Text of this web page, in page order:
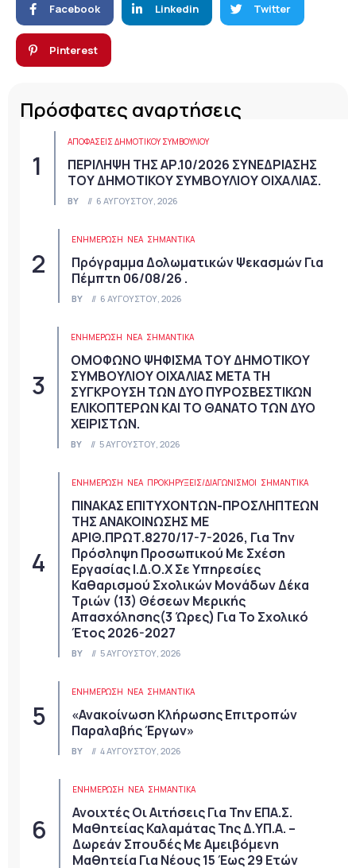
Facebook Linkedin Twitter
Pinterest
Πρόσφατες αναρτήσεις
ΑΠΟΦΆΣΕΙΣ ΔΗΜΟΤΙΚΟΎ ΣΥΜΒΟΥΛΊΟΥ
ΠΕΡΙΛΗΨΗ ΤΗΣ ΑΡ.10/2026 ΣΥΝΕΔΡΙΑΣΗΣ
ΤΟΥ ΔΗΜΟΤΙΚΟΥ ΣΥΜΒΟΥΛΙΟΥ ΟΙΧΑΛΙΑΣ.
BY 6 ΑΥΓΟΎΣΤΟΥ, 2026
ΕΝΗΜΕΡΩΣΗ ΝΈΑ ΣΗΜΑΝΤΙΚΆ
Πρόγραμμα Δολωματικών Ψεκασμών Για
Πέμπτη 06/08/26 .
BY 6 ΑΥΓΟΎΣΤΟΥ, 2026
ΕΝΗΜΕΡΩΣΗ ΝΈΑ ΣΗΜΑΝΤΙΚΆ
ΟΜΟΦΩΝΟ ΨΗΦΙΣΜΑ ΤΟΥ ΔΗΜΟΤΙΚΟΥ
ΣΥΜΒΟΥΛΙΟΥ ΟΙΧΑΛΙΑΣ ΜΕΤΑ ΤΗ
ΣΥΓΚΡΟΥΣΗ ΤΩΝ ΔΥΟ ΠΥΡΟΣΒΕΣΤΙΚΩΝ
ΕΛΙΚΟΠΤΕΡΩΝ ΚΑΙ ΤΟ ΘΑΝΑΤΟ ΤΩΝ ΔΥΟ
ΧΕΙΡΙΣΤΩΝ.
BY 5 ΑΥΓΟΎΣΤΟΥ, 2026
ΕΝΗΜΕΡΩΣΗ ΝΈΑ ΠΡΟΚΗΡΎΞΕΙΣ/ΔΙΑΓΩΝΙΣΜΟΊ ΣΗΜΑΝΤΙΚΆ
ΠΙΝΑΚΑΣ ΕΠΙΤΥΧΟΝΤΩΝ-ΠΡΟΣΛΗΠΤΕΩΝ
ΤΗΣ ΑΝΑΚΟΙΝΩΣΗΣ ΜΕ
ΑΡΙΘ.ΠΡΩΤ.8270/17-7-2026, Για Την
Πρόσληψη Προσωπικού Με Σχέση
Εργασίας Ι.Δ.Ο.Χ Σε Υπηρεσίες
Καθαρισμού Σχολικών Μονάδων Δέκα
Τριών (13) Θέσεων Μερικής
Απασχόλησης(3 Ώρες) Για Το Σχολικό
Έτος 2026-2027
BY 5 ΑΥΓΟΎΣΤΟΥ, 2026
ΕΝΗΜΕΡΩΣΗ ΝΈΑ ΣΗΜΑΝΤΙΚΆ
«Ανακοίνωση Κλήρωσης Επιτροπών
Παραλαβής Έργων»
BY 4 ΑΥΓΟΎΣΤΟΥ, 2026
ΕΝΗΜΕΡΩΣΗ ΝΈΑ ΣΗΜΑΝΤΙΚΆ
Ανοιχτές Οι Αιτήσεις Για Την ΕΠΑ.Σ.
Μαθητείας Καλαμάτας Της Δ.ΥΠ.Α. –
Δωρεάν Σπουδές Με Αμειβόμενη
Μαθητεία Για Νέους 15 Έως 29 Ετών